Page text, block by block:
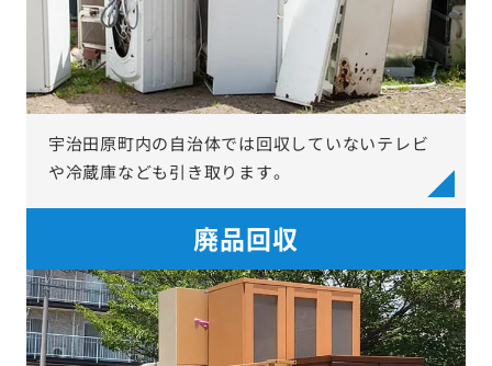
宇治田原町内の自治体では回収していないテレビ
や冷蔵庫なども引き取ります。
廃品回収